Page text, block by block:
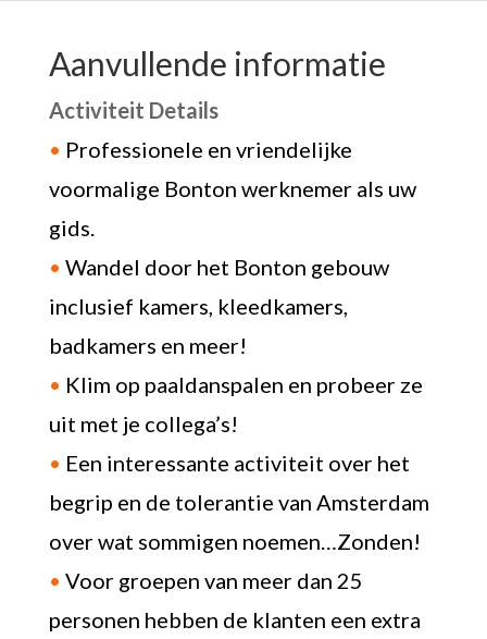
Aanvullende informatie
Activiteit Details
• Professionele en vriendelijke
voormalige Bonton werknemer als uw
gids.
• Wandel door het Bonton gebouw
inclusief kamers, kleedkamers,
badkamers en meer!
• Klim op paaldanspalen en probeer ze
uit met je collega’s!
• Een interessante activiteit over het
begrip en de tolerantie van Amsterdam
over wat sommigen noemen…Zonden!
• Voor groepen van meer dan 25
personen hebben de klanten een extra